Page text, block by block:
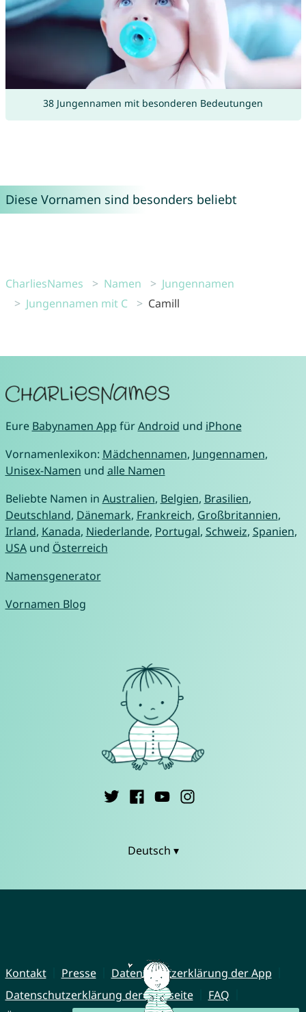
38 Jungennamen mit besonderen Bedeutungen
Diese Vornamen sind besonders beliebt
CharliesNames Namen
Jungennamen
Jungennamen mit C
Camill
Eure Babynamen App fürAndroid und iPhone
Vornamenlexikon: Mädchennamen, Jungennamen,
Unisex-Namen und alle Namen
Beliebte Namen in Australien, Belgien, Brasilien,
Deutschland, Dänemark, Frankreich, Großbritannien,
Irland, Kanada, Niederlande, Portugal, Schweiz, Spanien,
USAund Österreich
Namensgenerator
Vornamen Blog
Deutsch ▾
Kontakt Presse
Datenschutzerklärung der App
Datenschutzerklärung der Webseite
FAQ